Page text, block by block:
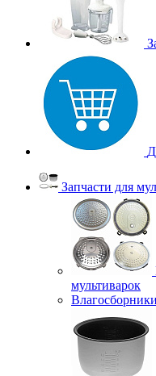
Запчасти для
мультиварок